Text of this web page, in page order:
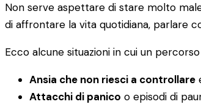
Non serve aspettare di stare molto
di affrontare la vita quotidiana, parlare
Ecco alcune situazioni in cui un
Ansia che non riesci a controllare
Attacchi di panico o episodi di